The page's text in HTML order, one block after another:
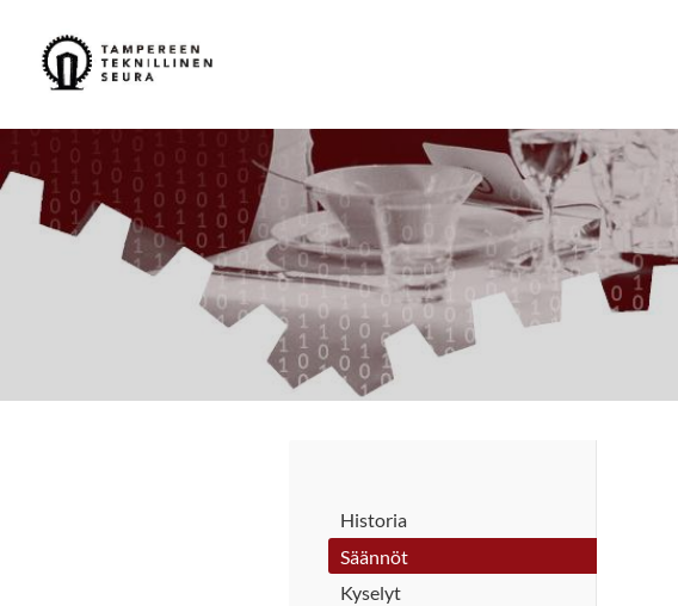
Siirry
sivun
sisältöön
Tampereen Teknillinen Seura ry
Historia
Säännöt
Kyselyt